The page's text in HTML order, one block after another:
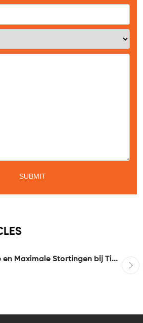
Maximale Stortingen bij Ti...